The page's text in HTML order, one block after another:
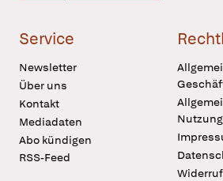
Service
Newsletter
Über uns
Kontakt
Mediadaten
Abo kündigen
RSS-Feed